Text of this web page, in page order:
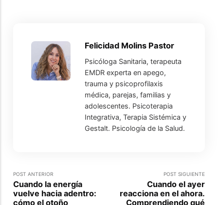
Felicidad Molins Pastor
Psicóloga Sanitaria, terapeuta
EMDR experta en apego,
trauma y psicoprofilaxis
médica, parejas, familias y
adolescentes. Psicoterapia
Integrativa, Terapia Sistémica y
Gestalt. Psicología de la Salud.
POST ANTERIOR
Cuando la energía
vuelve hacia adentro:
cómo el otoño
POST SIGUIENTE
Cuando el ayer
reacciona en el ahora.
Comprendiendo qué